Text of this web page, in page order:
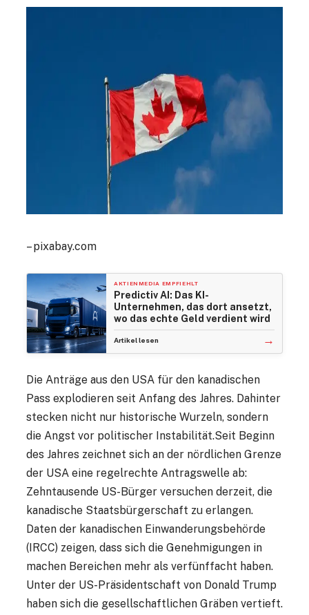
– pixabay.com
AKTIENMEDIA EMPFIEHLT
Predictiv AI: Das KI-
Unternehmen, das dort ansetzt,
wo das echte Geld verdient wird
Artikel lesen →
Die Anträge aus den USA für den kanadischen
Pass explodieren seit Anfang des Jahres. Dahinter
stecken nicht nur historische Wurzeln, sondern
die Angst vor politischer Instabilität.Seit Beginn
des Jahres zeichnet sich an der nördlichen Grenze
der USA eine regelrechte Antragswelle ab:
Zehntausende US-Bürger versuchen derzeit, die
kanadische Staatsbürgerschaft zu erlangen.
Daten der kanadischen Einwanderungsbehörde
(IRCC) zeigen, dass sich die Genehmigungen in
machen Bereichen mehr als verfünffacht haben.
Unter der US-Präsidentschaft von Donald Trump
haben sich die gesellschaftlichen Gräben vertieft.